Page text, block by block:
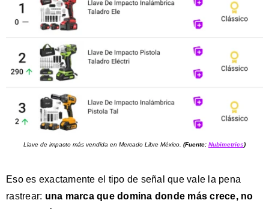
Llave de impacto más vendida en Mercado Libre México. (Fuente: Nubimetrics)
Eso es exactamente el tipo de señal que vale la pena
rastrear: una marca que domina donde más crece, no